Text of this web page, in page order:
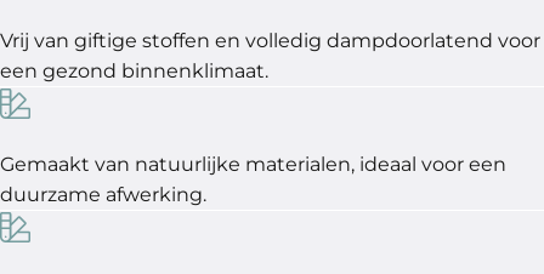
Vrij van giftige stoffen en volledig dampdoorlatend voor
een gezond binnenklimaat.
Gemaakt van natuurlijke materialen, ideaal voor een
duurzame afwerking.